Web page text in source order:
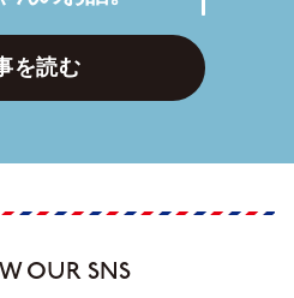
を読む
OUR SNS